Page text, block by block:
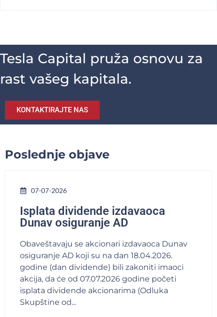
Tesla Capital pruža osnovu za
rast vašeg kapitala.
KONTAKTIRAJTE NAS
Poslednje objave
07-07-2026
Isplata dividende izdavaoca
Dunav osiguranje AD
Obaveštavaju se akcionari izdavaoca Dunav
osiguranje AD koji su na dan 18.04.2026.
godine (dan dividende) bili zakoniti imaoci
akcija, da će od 07.07.2026 godine početi
isplata dividende akcionarima (Odluka
Skupštine od...